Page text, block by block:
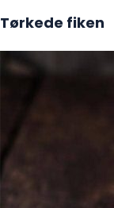
Tørkede fiken